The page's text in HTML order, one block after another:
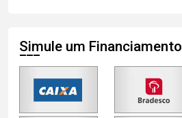
Simule um Financiamento